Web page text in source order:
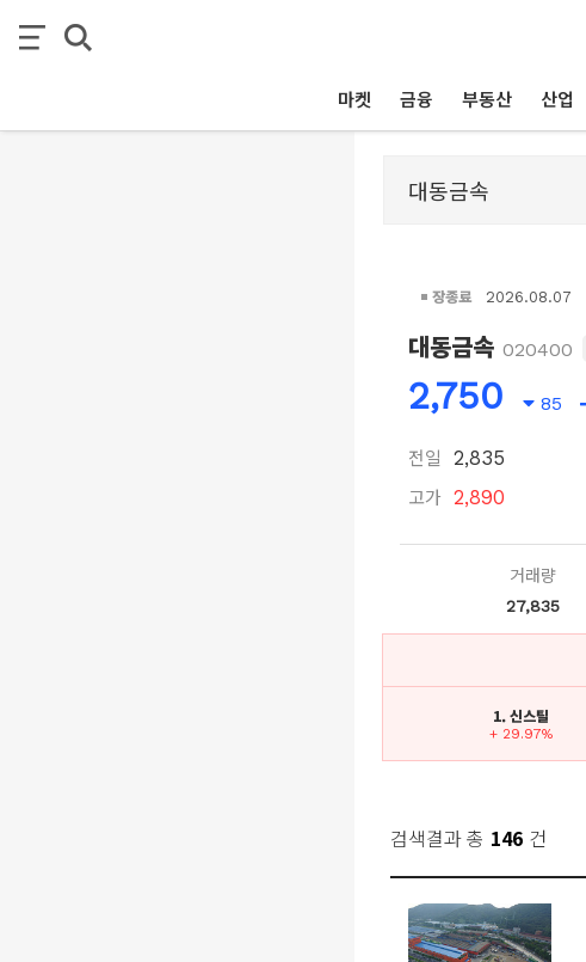
마켓 금융 부동산 산업
장종료 2026.08.07
대동금속 020400
2,750 85
전일 2,835
고가 2,890
거래량
27,835
1. 신스틸
+ 29.97%
검색결과 총 146 건